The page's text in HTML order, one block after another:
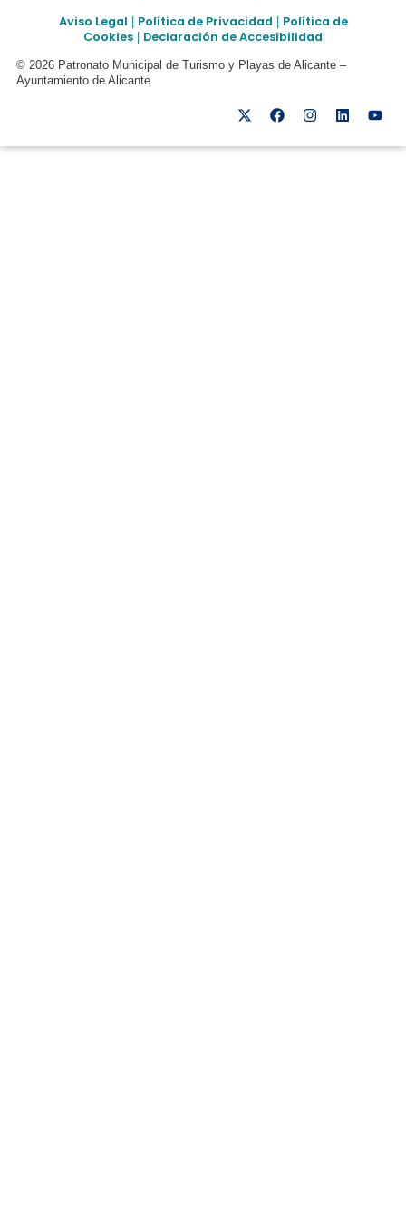
Aviso Legal | Política de Privacidad | Política de
Cookies | Declaración de Accesibilidad
© 2026 Patronato Municipal de Turismo y Playas de Alicante –
Ayuntamiento de Alicante